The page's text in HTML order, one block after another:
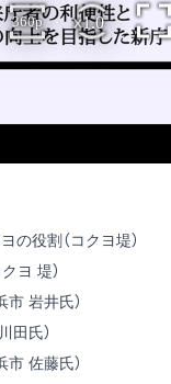
役割（コクヨ堤）
ヨ 堤）
岩井氏）
田氏）
佐藤氏）